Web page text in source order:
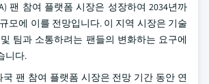
팬 참여 플랫폼 시장은 성장하여 2034년까
모에 이를 전망입니다. 이 지역 시장은 기술
팀과 소통하려는 팬들의 변화하는 요구에
니다.
국 팬 참여 플랫폼 시장은 전망 기간 동안 연